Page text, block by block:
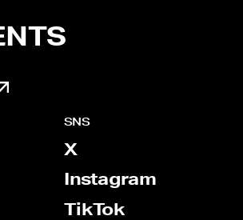
SNS
X
Instagram
TikTok